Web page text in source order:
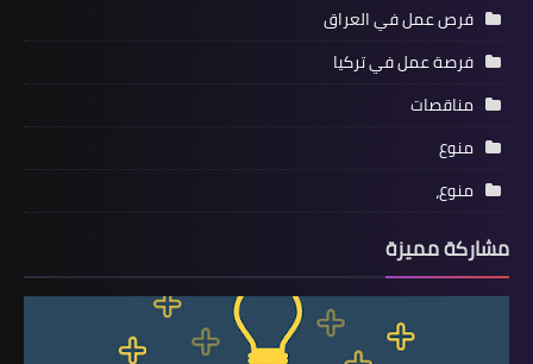
فرص عمل في العراق
فرصة عمل في تركيا
مناقصات
منوع
منوع،
مشاركة مميزة